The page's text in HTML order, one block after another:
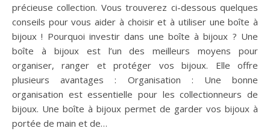
précieuse collection. Vous trouverez ci-dessous quelques
conseils pour vous aider à choisir et à utiliser une boîte à
bijoux ! Pourquoi investir dans une boîte à bijoux ? Une
boîte à bijoux est l’un des meilleurs moyens pour
organiser, ranger et protéger vos bijoux. Elle offre
plusieurs avantages : Organisation : Une bonne
organisation est essentielle pour les collectionneurs de
bijoux. Une boîte à bijoux permet de garder vos bijoux à
portée de main et de…